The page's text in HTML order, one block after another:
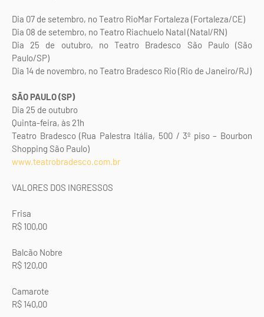
Dia 07 de setembro, no Teatro RioMar Fortaleza (Fortaleza/CE)
Dia 08 de setembro, no Teatro Riachuelo Natal (Natal/RN)
Dia 25 de outubro, no Teatro Bradesco São Paulo (São
Paulo/SP)
Dia 14 de novembro, no Teatro Bradesco Rio (Rio de Janeiro/RJ)
SÃO PAULO (SP)
Dia 25 de outubro
Quinta-feira, às 21h
Teatro Bradesco (Rua Palestra Itália, 500 / 3º piso – Bourbon
Shopping São Paulo)
www.teatrobradesco.com.br
VALORES DOS INGRESSOS
Frisa
R$ 100,00
Balcão Nobre
R$ 120,00
Camarote
R$ 140,00